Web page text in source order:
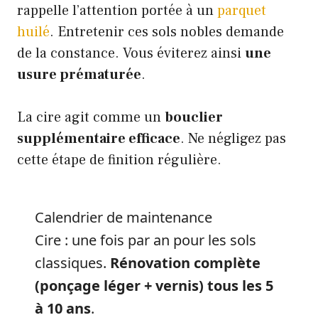
rappelle l’attention portée à unparquet
huilé. Entretenir ces sols nobles demande
de la constance. Vous éviterez ainsiune
usure prématurée.
La cire agit comme unbouclier
supplémentaire efficace. Ne négligez pas
cette étape de finition régulière.
Calendrier de maintenance
Cire : une fois par an pour les sols
classiques. Rénovation complète
(ponçage léger + vernis) tous les 5
à 10 ans.